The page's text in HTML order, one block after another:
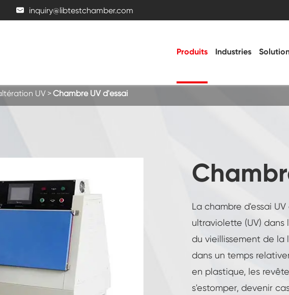
 inquiry@libtestchamber.com
Produits
Chambre froide chaude
Chambre d'essai haute basse température
Température constante Humidité Chambre
Chambre d'essai de batteries
Chambre contrôlée environnement
Industries
UV Chambre UV d'essai
La chambre d'essai
ultraviolette (UV)
du vieillissement de
dans un temps
en plastique, les
s'estomper, devenir